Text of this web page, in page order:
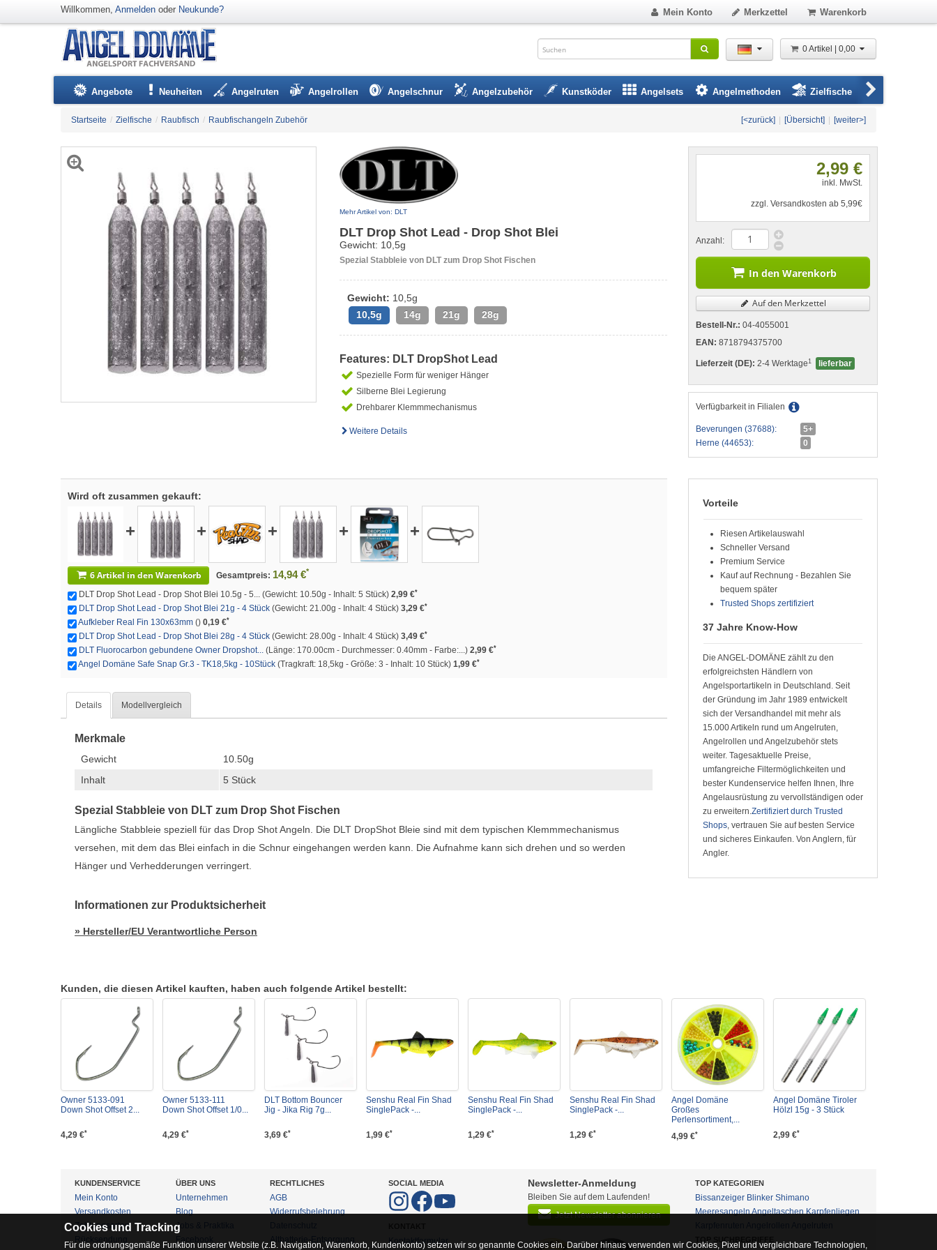
Willkommen, Anmelden oder Neukunde? Mein Konto Merkzettel Warenkorb
0 Artikel | 0,00
Angebote Neuheiten Angelruten Angelrollen Angelschnur Angelzubehör Kunstköder Angelsets Angelmethoden Zielfische
Startseite / Zielfische / Raubfisch / Raubfischangeln Zubehör [<zurück] [Übersicht] [weiter>]
Mehr Artikel von: DLT
DLT Drop Shot Lead - Drop Shot Blei
Gewicht: 10,5g
Spezial Stabbleie von DLT zum Drop Shot Fischen
Gewicht: 10,5g
10,5g 14g 21g 28g
Features: DLT DropShot Lead
Spezielle Form für weniger Hänger
Silberne Blei Legierung
Drehbarer Klemmmechanismus
Weitere Details
2,99 €
inkl. MwSt.
zzgl. Versandkosten ab 5,99€
Anzahl:
In den Warenkorb
Auf den Merkzettel
Bestell-Nr.: 04-4055001
EAN: 8718794375700
Lieferzeit (DE): 2-4 Werktage 1 lieferbar
Verfügbarkeit in Filialen
Beverungen (37688):
5+
Herne (44653):
0
Wird oft zusammen gekauft:
+ + + + +
6 Artikel in den Warenkorb Gesamtpreis: 14,94 €*
DLT Drop Shot Lead - Drop Shot Blei 10.5g - 5... (Gewicht: 10.50g - Inhalt: 5 Stück) 2,99 €*
DLT Drop Shot Lead - Drop Shot Blei 21g - 4 Stück (Gewicht: 21.00g - Inhalt: 4 Stück) 3,29 €*
Aufkleber Real Fin 130x63mm () 0,19 €*
DLT Drop Shot Lead - Drop Shot Blei 28g - 4 Stück (Gewicht: 28.00g - Inhalt: 4 Stück) 3,49 €*
DLT Fluorocarbon gebundene Owner Dropshot... (Länge: 170.00cm - Durchmesser: 0.40mm - Farbe:...) 2,99 €*
Angel Domäne Safe Snap Gr.3 - TK18,5kg - 10Stück (Tragkraft: 18,5kg - Größe: 3 - Inhalt: 10 Stück) 1,99 €*
Details Modellvergleich
Merkmale
Gewicht
10.50g
Inhalt
5 Stück
Spezial Stabbleie von DLT zum Drop Shot Fischen
Längliche Stabbleie speziell für das Drop Shot Angeln. Die DLT DropShot Bleie sind mit dem typischen Klemmmechanismus
versehen, mit dem das Blei einfach in die Schnur eingehangen werden kann. Die Aufnahme kann sich drehen und so werden
Hänger und Verhedderungen verringert.
Informationen zur Produktsicherheit
» Hersteller/EU Verantwortliche Person
Vorteile
Riesen Artikelauswahl
Schneller Versand
Premium Service
Kauf auf Rechnung - Bezahlen Sie
bequem später
Trusted Shops zertifiziert
37 Jahre Know-How
Die ANGEL-DOMÄNE zählt zu den
erfolgreichsten Händlern von
Angelsportartikeln in Deutschland. Seit
der Gründung im Jahr 1989 entwickelt
sich der Versandhandel mit mehr als
15.000 Artikeln rund um Angelruten,
Angelrollen und Angelzubehör stets
weiter. Tagesaktuelle Preise,
umfangreiche Filtermöglichkeiten und
bester Kundenservice helfen Ihnen, Ihre
Angelausrüstung zu vervollständigen oder
zu erweitern.Zertifiziert durch Trusted
Shops, vertrauen Sie auf besten Service
und sicheres Einkaufen. Von Anglern, für
Angler.
Kunden, die diesen Artikel kauften, haben auch folgende Artikel bestellt:
Owner 5133-091
Down Shot Offset 2...
4,29 €*
Owner 5133-111
Down Shot Offset 1/0...
4,29 €*
DLT Bottom Bouncer
Jig - Jika Rig 7g...
3,69 €*
Senshu Real Fin Shad
SinglePack -...
1,99 €*
Senshu Real Fin Shad
SinglePack -...
1,29 €*
Senshu Real Fin Shad
SinglePack -...
1,29 €*
Angel Domäne
Großes
Perlensortiment,...
4,99 €*
Angel Domäne Tiroler
Hölzl 15g - 3 Stück
2,99 €*
KUNDENSERVICE
Mein Konto
Versandkosten
Zahlungsarten
Rücksendung
ÜBER UNS
Unternehmen
Blog
Jobs & Praktika
Facebook
RECHTLICHES
AGB
Widerrufsbelehrung
Altbatterie-Entsorgung
SOCIAL MEDIA
Kontaktformular
Newsletter-Anmeldung
Bleiben Sie auf dem Laufenden!
Jetzt Newsletter abonnieren
TOP KATEGORIEN
Bissanzeiger Blinker Shimano
MeeresangelnAngeltaschen Karpfenliegen
Cookies und Tracking
Für die ordnungsgemäße Funktion unserer Website (z.B. Navigation, Warenkorb, Kundenkonto) setzen wir so genannte Cookies ein. Darüber hinaus verwenden wir Cookies, Pixel und vergleichbare Technologien,